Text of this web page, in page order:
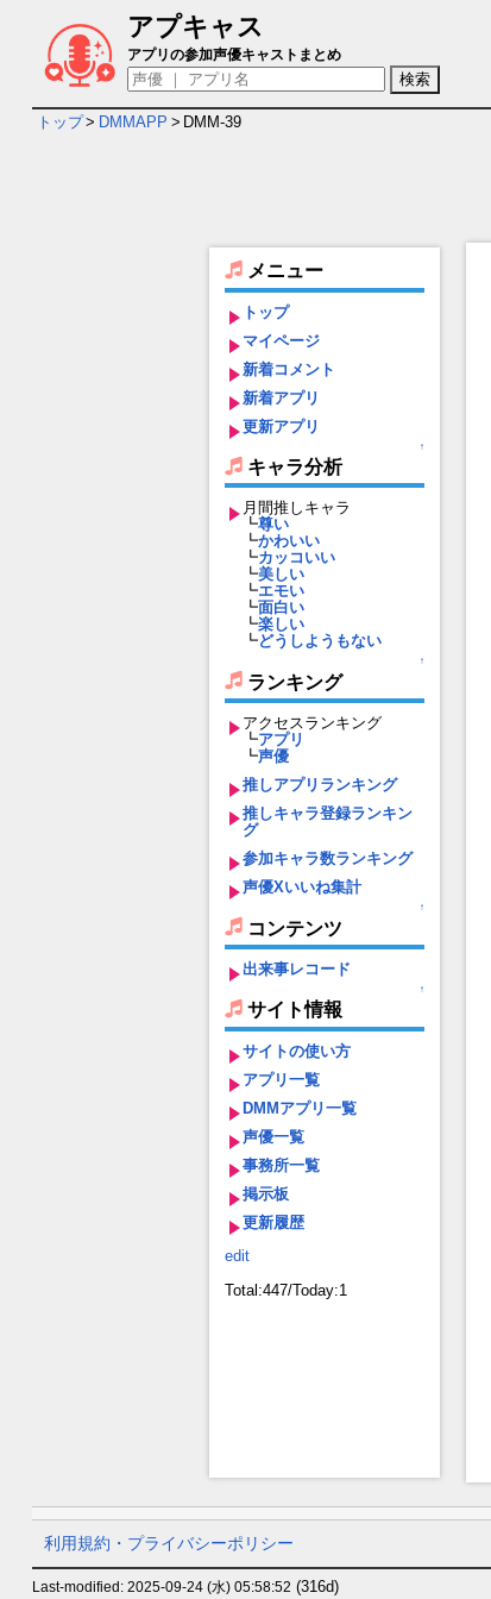
アプキャス
黒い砂漠 キャラ＆声優（CV）一覧
アプリの参加声優キャストまとめ
トップ> DMMAPP > DMM-39
メニュー
トップ
マイページ
新着コメント
新着アプリ
更新アプリ
↑
キャラ分析
月間推しキャラ
┗尊い
┗かわいい
┗カッコいい
┗美しい
┗エモい
┗面白い
┗楽しい
┗どうしようもない
↑
ランキング
アクセスランキング
┗アプリ
┗声優
推しアプリランキング
推しキャラ登録ランキン
グ
参加キャラ数ランキング
声優Xいいね集計
↑
コンテンツ
出来事レコード
↑
サイト情報
サイトの使い方
アプリ一覧
DMMアプリ一覧
声優一覧
事務所一覧
掲示板
更新履歴
edit
Total:447/Today:1
利用規約・プライバシーポリシー
Last-modified: 2025-09-24 (水) 05:58:52 (316d)